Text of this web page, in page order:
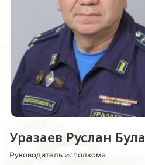
Уразаев Руслан
Руководитель исполкома